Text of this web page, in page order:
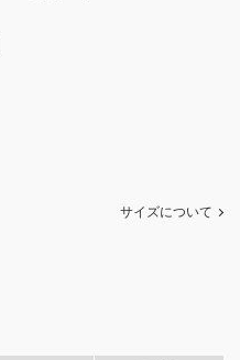
サイズについて